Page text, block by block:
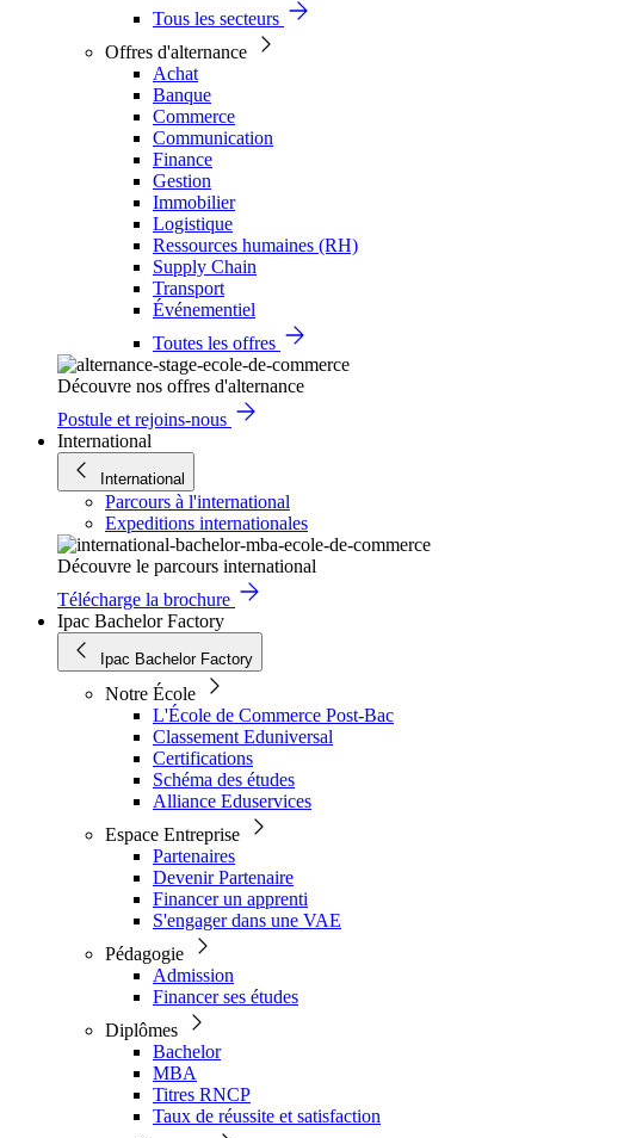
Tous les secteurs
Offres d'alternance
Achat
Banque
Commerce
Communication
Finance
Gestion
Immobilier
Logistique
Ressources humaines (RH)
Supply Chain
Transport
Événementiel
Toutes les offres
Découvre nos offres d'alternance
Postule et rejoins-nous
International
International
Parcours à l'international
Expeditions internationales
Découvre le parcours international
Télécharge la brochure
Ipac Bachelor Factory
Ipac Bachelor Factory
Notre École
L'École de Commerce Post-Bac
Classement Eduniversal
Certifications
Schéma des études
Alliance Eduservices
Espace Entreprise
Partenaires
Devenir Partenaire
Financer un apprenti
S'engager dans une VAE
Pédagogie
Admission
Financer ses études
Diplômes
Bachelor
MBA
Titres RNCP
Taux de réussite et satisfaction